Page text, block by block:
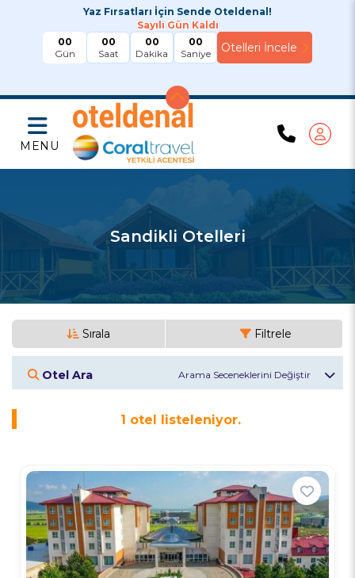
Yaz Fırsatları İçin Sende Oteldenal!
Sayılı Gün Kaldı
00
Gün
00
Saat
00
Dakika
00
Saniye
MENU
Sandikli Otelleri
Sırala Filtrele
Otel Ara
Çıkış Tarihi
Misafirler
2Yetişkin
1 otel listeleniyor.